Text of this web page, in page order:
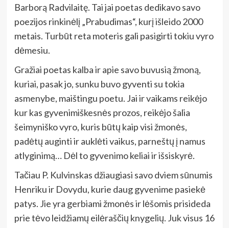
Barborą Radvilaitę. Tai jai poetas dedikavo savo
poezijos rinkinėlį „Prabudimas“, kurį išleido 2000
metais. Turbūt reta moteris gali pasigirti tokiu vyro
dėmesiu.
Gražiai poetas kalba ir apie savo buvusią žmoną,
kuriai, pasak jo, sunku buvo gyventi su tokia
asmenybe, maištingu poetu. Jai ir vaikams reikėjo
kur kas gyvenimiškesnės prozos, reikėjo šalia
šeimyniško vyro, kuris būtų kaip visi žmonės,
padėtų auginti ir auklėti vaikus, parneštų į namus
atlyginimą… Dėl to gyvenimo keliai ir išsiskyrė.
Tačiau P. Kulvinskas džiaugiasi savo dviem sūnumis
Henriku ir Dovydu, kurie daug gyvenime pasiekė
patys. Jie yra gerbiami žmonės ir lėšomis prisideda
prie tėvo leidžiamų eilėraščių knygelių. Juk visus 16